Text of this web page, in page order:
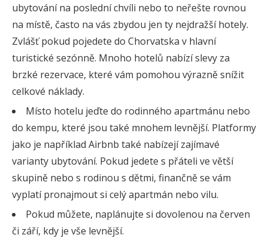
ubytování na poslední chvíli nebo to neřešte rovnou
na místě, často na vás zbydou jen ty nejdražší hotely.
Zvlášť pokud pojedete do Chorvatska v hlavní
turistické sezónně. Mnoho hotelů nabízí slevy za
brzké rezervace, které vám pomohou výrazně snížit
celkové náklady.
Místo hotelu jeďte do rodinného apartmánu nebo
do kempu, které jsou také mnohem levnější. Platformy
jako je například Airbnb také nabízejí zajímavé
varianty ubytování. Pokud jedete s přáteli ve větší
skupině nebo s rodinou s dětmi, finančně se vám
vyplatí pronajmout si celý apartmán nebo vilu.
Pokud můžete, naplánujte si dovolenou na červen
či září, kdy je vše levnější.